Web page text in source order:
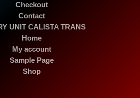
Checkout
Contact
UNIT CALISTA TRANS
Home
My account
Sample Page
Shop